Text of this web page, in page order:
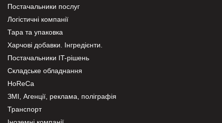
Постачальники послуг
Логістичні компанії
Тара та упаковка
Харчові добавки. Інгредієнти.
Постачальники IT-рішень
Складське обладнання
HoReCa
ЗМІ, Агенції, реклама, поліграфія
Транспорт